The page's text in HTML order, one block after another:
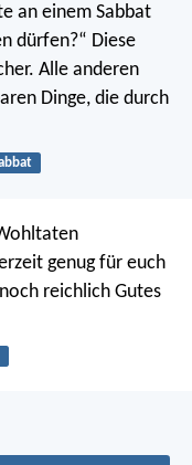
an einem Sabbat
dürfen?“ Diese
Alle anderen
Dinge, die durch
genug für euch
reichlich Gutes